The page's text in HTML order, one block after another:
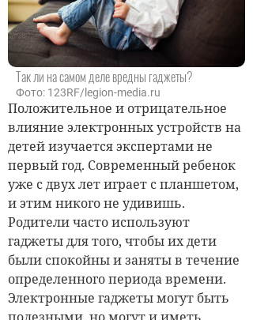
Так ли на самом деле вредны гаджеты?
Фото: 123RF/legion-media.ru
Положительное и отрицательное
влияние электронных устройств на
детей изучается экспертами не
первый год. Современный ребенок
уже с двух лет играет с планшетом,
и этим никого не удивишь.
Родители часто используют
гаджеты для того, чтобы их дети
были спокойны и заняты в течение
определенного периода времени.
Электронные гаджеты могут быть